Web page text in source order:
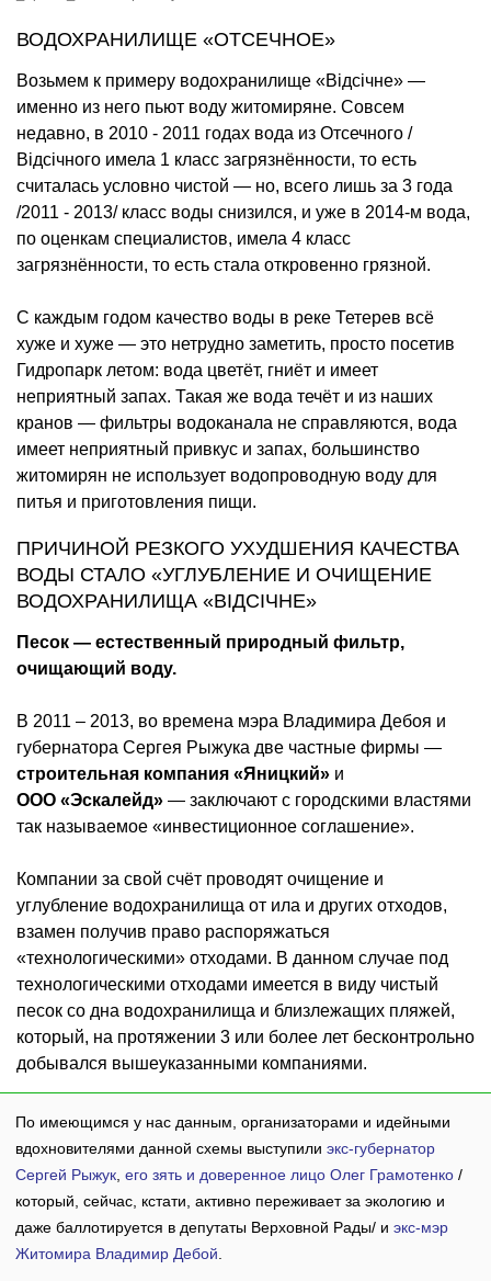
ВОДОХРАНИЛИЩЕ «ОТСЕЧНОЕ»
Возьмем к примеру водохранилище «Відсічне» —
именно из него пьют воду житомиряне. Совсем
недавно, в 2010 - 2011 годах вода из Отсечного /
Відсічного имела 1 класс загрязнённости, то есть
считалась условно чистой — но, всего лишь за 3 года
/2011 - 2013/ класс воды снизился, и уже в 2014-м вода,
по оценкам специалистов, имела 4 класс
загрязнённости, то есть стала откровенно грязной.
С каждым годом качество воды в реке Тетерев всё
хуже и хуже — это нетрудно заметить, просто посетив
Гидропарк летом: вода цветёт, гниёт и имеет
неприятный запах. Такая же вода течёт и из наших
кранов — фильтры водоканала не справляются, вода
имеет неприятный привкус и запах, большинство
житомирян не использует водопроводную воду для
питья и приготовления пищи.
ПРИЧИНОЙ РЕЗКОГО УХУДШЕНИЯ КАЧЕСТВА
ВОДЫ СТАЛО «УГЛУБЛЕНИЕ И ОЧИЩЕНИЕ
ВОДОХРАНИЛИЩА «ВІДСІЧНЕ»
Песок — естественный природный фильтр,
очищающий воду.
В 2011 – 2013, во времена мэра Владимира Дебоя и
губернатора Сергея Рыжука две частные фирмы —
строительная компания «Яницкий» и
ООО «Эскалейд» — заключают с городскими властями
так называемое «инвестиционное соглашение».
Компании за свой счёт проводят очищение и
углубление водохранилища от ила и других отходов,
взамен получив право распоряжаться
«технологическими» отходами. В данном случае под
технологическими отходами имеется в виду чистый
песок со дна водохранилища и близлежащих пляжей,
который, на протяжении 3 или более лет бесконтрольно
добывался вышеуказанными компаниями.
По имеющимся у нас данным, организаторами и идейными
вдохновителями данной схемы выступили экс-губернатор
Сергей Рыжук его зять и доверенное лицо Олег Грамотенко /
который, сейчас, кстати, активно переживает за экологию и
даже баллотируется в депутаты Верховной Рады/ и экс-мэр
Житомира Владимир Дебой